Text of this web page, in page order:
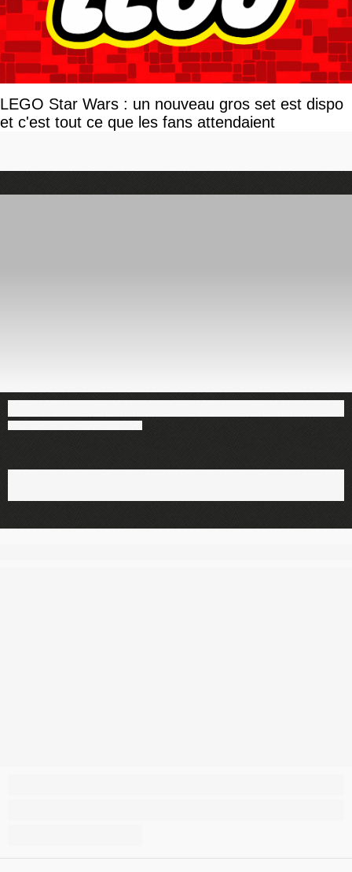
LEGO Star Wars : un nouveau gros set est dispo
et c'est tout ce que les fans attendaient